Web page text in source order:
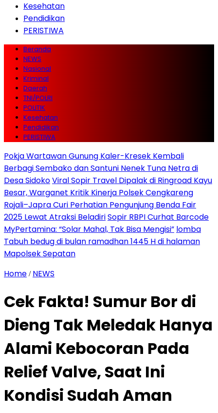
Kesehatan
Pendidikan
PERISTIWA
Beranda
NEWS
Nasional
Kriminal
Daerah
TNI/POLRI
POLITIK
Kesehatan
Pendidikan
PERISTIWA
Pokja Wartawan Gunung Kaler-Kresek Kembali
Berbagi Sembako dan Santuni Nenek Tuna Netra di
Desa SidokoViral Sopir Travel Dipalak di Ringroad Kayu
Besar, Warganet Kritik Kinerja Polsek Cengkareng
Rojali–Japra Curi Perhatian Pengunjung Benda Fair
2025 Lewat Atraksi BeladiriSopir RBPI Curhat Barcode
MyPertamina: “Solar Mahal, Tak Bisa Mengisi” lomba
Tabuh bedug di bulan ramadhan 1445 H di halaman
Mapolsek Sepatan
Home / NEWS
Cek Fakta! Sumur Bor di
Dieng Tak Meledak Hanya
Alami Kebocoran Pada
Relief Valve, Saat Ini
Kondisi Sudah Aman